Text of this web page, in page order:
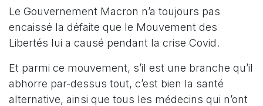
Le Gouvernement Macron n’a toujours pas
encaissé la défaite que le Mouvement des
Libertés lui a causé pendant la crise Covid.
Et parmi ce mouvement, s’il est une branche qu’il
abhorre par-dessus tout, c’est bien la santé
alternative, ainsi que tous les médecins qui n’ont